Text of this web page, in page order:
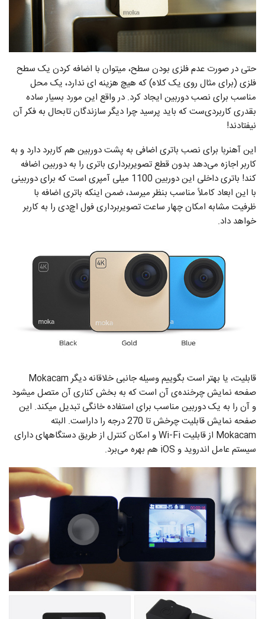
حتی در صورت عدم فلزی بودن سطح، میتوان با اضافه کردن یک سطح
فلزی (برای مثال روی یک کلاه) که هیچ هزینه ای ندارد، یک محل
مناسب برای نصب دوربین ایجاد کرد. در واقع این مورد بسیار ساده
بقدری کاربردی‌ست که باید پرسید چرا دیگر سازندگان تابحال به فکر آن
نیفتادند!
این آهنربا برای نصب باتری اضافی به پشت دوربین هم کاربرد دارد و به
کاربر اجازه می‌دهد بدون قطع تصویربرداری باتری را به دوربین اضافه
کند! باتری داخلی این دوربین 1100 میلی آمپری است که برای دوربینی
با این ابعاد کاملاً مناسب بنظر میرسد، ضمن اینکه باتری اضافه با
ظرفیت مشابه امکان چهار ساعت تصویربرداری فول اچ‌دی را به کاربر
خواهد داد.
قابلیت، یا بهتر است بگوییم وسیله جانبی خلاقانه دیگر Mokacam
صفحه نمایش چرخنده‌ی آن است که به بخش کناری آن متصل میشود
و آن را به یک دوربین مناسب برای استفاده خانگی تبدیل میکند. این
صفحه نمایش قابلیت چرخش تا 270 درجه را داراست. البته
Mokacam از قابلیت Wi-Fi و امکان کنترل از طریق دستگاههای دارای
سیستم عامل اندروید و iOS هم بهره می‌برد.